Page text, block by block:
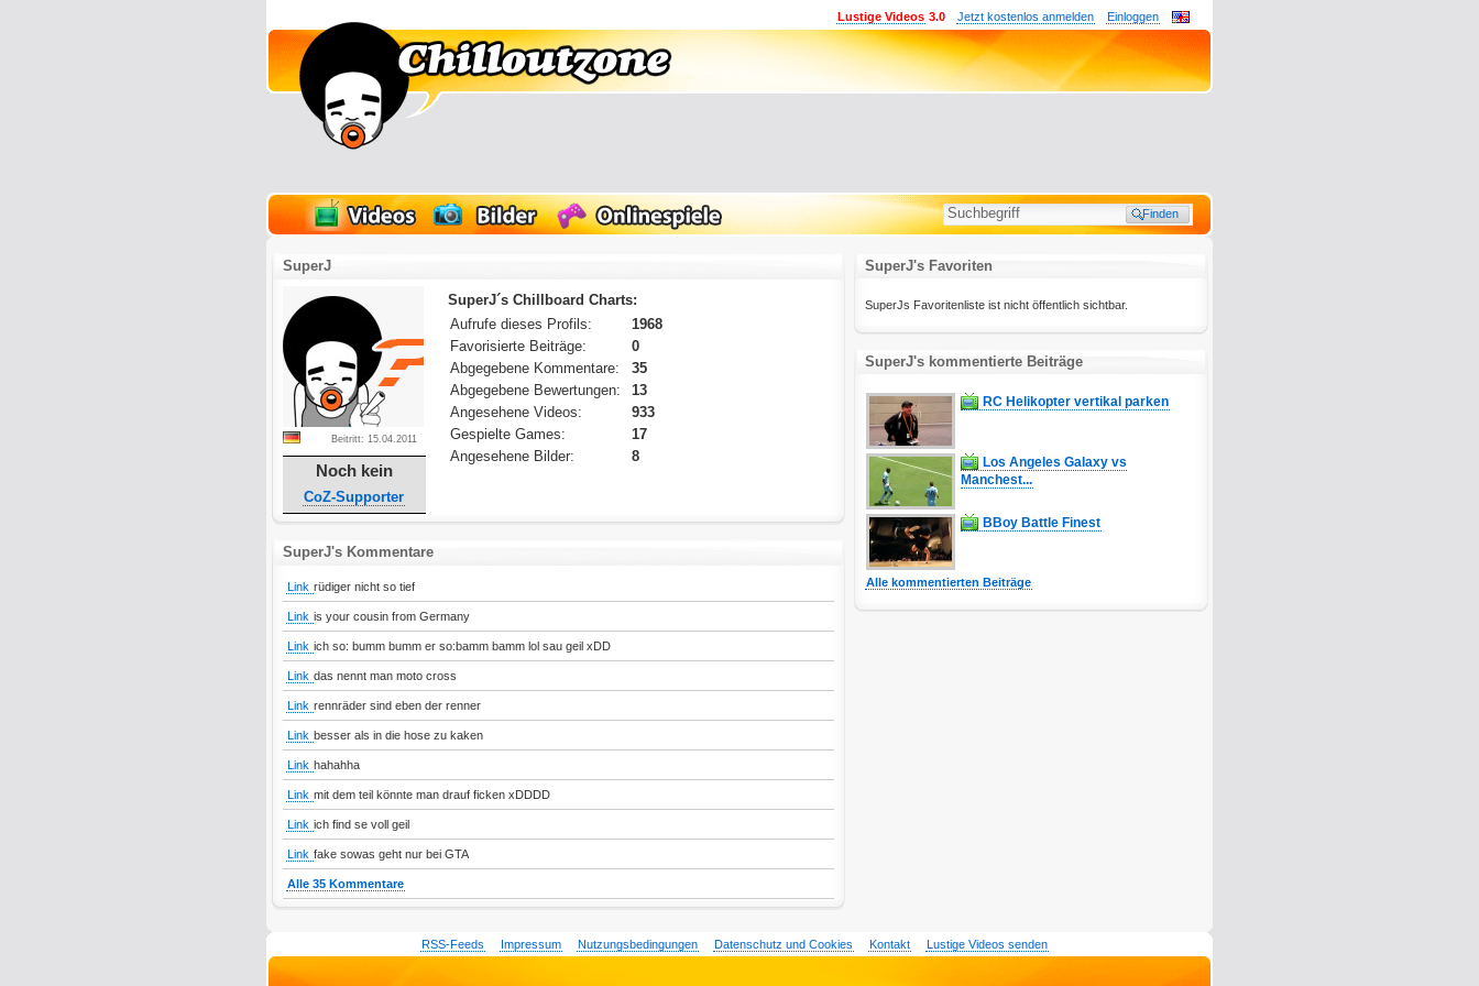
Einloggen
Jetzt kostenlos anmelden
Lustige Videos 3.0
SuperJ
Beitritt: 15.04.2011
Noch kein
CoZ-Supporter
SuperJ´s Chillboard Charts:
Aufrufe dieses Profils:
1968
Favorisierte Beiträge:
0
Abgegebene Kommentare:
35
Abgegebene Bewertungen:
13
Angesehene Videos:
933
Gespielte Games:
17
Angesehene Bilder:
8
SuperJ's Kommentare
Link rüdiger nicht so tief
Link is your cousin from Germany
Link ich so: bumm bumm er so:bamm bamm lol sau geil xDD
Link das nennt man moto cross
Link rennräder sind eben der renner
Link besser als in die hose zu kaken
Link hahahha
Link mit dem teil könnte man drauf ficken xDDDD
Link ich find se voll geil
Link fake sowas geht nur bei GTA
Alle 35 Kommentare
SuperJ's Favoriten
SuperJs Favoritenliste ist nicht öffentlich sichtbar.
SuperJ's kommentierte Beiträge
RC Helikopter vertikal parken
Los Angeles Galaxy vs
Manchest...
BBoy Battle Finest
Alle kommentierten Beiträge
RSS-Feeds Impressum Nutzungsbedingungen Datenschutz und Cookies Kontakt Lustige Videos senden